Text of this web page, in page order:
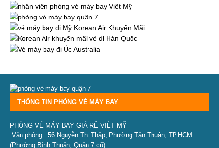
THÔNG TIN PHÒNG VÉ MÁY BAY
PHÒNG VÉ MÁY BAY GIÁ RẺ VIỆT MỸ
Văn phòng : 56 Nguyễn Thị Thập, Phường Tân Thuận, TP.HCM
(Phường Bình Thuận, Quận 7 cũ)